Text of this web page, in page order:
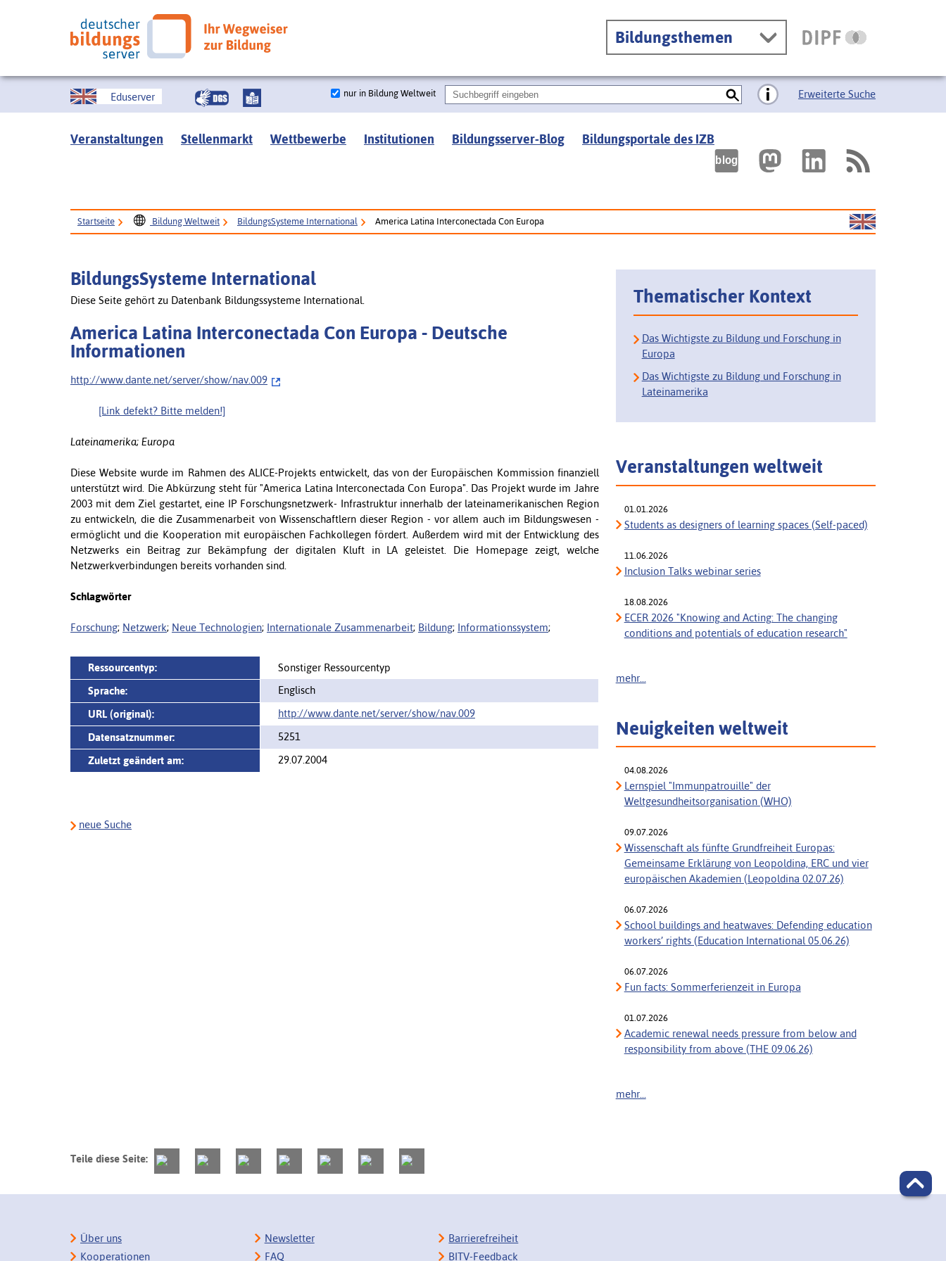
Bildungsthemen
Eduserver nur in Bildung Weltweit Erweiterte Suche
Veranstaltungen Stellenmarkt Wettbewerbe Institutionen Bildungsserver-Blog Bildungsportale des IZB
Startseite Bildung Weltweit BildungsSysteme International America Latina Interconectada Con Europa
BildungsSysteme International
Diese Seite gehört zu Datenbank Bildungssysteme International.
America Latina Interconectada Con Europa - Deutsche
Informationen
http://www.dante.net/server/show/nav.009
[Link defekt? Bitte melden!]
Lateinamerika; Europa
Diese Website wurde im Rahmen des ALICE-Projekts entwickelt, das von der Europäischen Kommission finanziell
unterstützt wird. Die Abkürzung steht für "America Latina Interconectada Con Europa". Das Projekt wurde im Jahre
2003 mit dem Ziel gestartet, eine IP Forschungsnetzwerk- Infrastruktur innerhalb der lateinamerikanischen Region
zu entwickeln, die die Zusammenarbeit von Wissenschaftlern dieser Region - vor allem auch im Bildungswesen -
ermöglicht und die Kooperation mit europäischen Fachkollegen fördert. Außerdem wird mit der Entwicklung des
Netzwerks ein Beitrag zur Bekämpfung der digitalen Kluft in LA geleistet. Die Homepage zeigt, welche
Netzwerkverbindungen bereits vorhanden sind.
Schlagwörter
Forschung; Netzwerk; Neue Technologien; Internationale Zusammenarbeit; Bildung; Informationssystem;
Ressourcentyp:
Sonstiger Ressourcentyp
Sprache:
Englisch
URL (original):
http://www.dante.net/server/show/nav.009
Datensatznummer:
5251
Zuletzt geändert am:
29.07.2004
neue Suche
Thematischer Kontext
Das Wichtigste zu Bildung und Forschung in
Europa
Das Wichtigste zu Bildung und Forschung in
Lateinamerika
Veranstaltungen weltweit
01.01.2026
Students as designers of learning spaces (Self-paced)
11.06.2026
Inclusion Talks webinar series
18.08.2026
ECER 2026 "Knowing and Acting: The changing
conditions and potentials of education research"
mehr...
Neuigkeiten weltweit
04.08.2026
Lernspiel "Immunpatrouille" der
Weltgesundheitsorganisation (WHO)
09.07.2026
Wissenschaft als fünfte Grundfreiheit Europas:
Gemeinsame Erklärung von Leopoldina, ERC und vier
europäischen Akademien (Leopoldina 02.07.26)
06.07.2026
School buildings and heatwaves: Defending education
workers’ rights (Education International 05.06.26)
06.07.2026
Fun facts: Sommerferienzeit in Europa
01.07.2026
Academic renewal needs pressure from below and
responsibility from above (THE 09.06.26)
mehr...
Teile diese Seite:
Über uns
Kooperationen
Newsletter
FAQ
Barrierefreiheit
BITV-Feedback